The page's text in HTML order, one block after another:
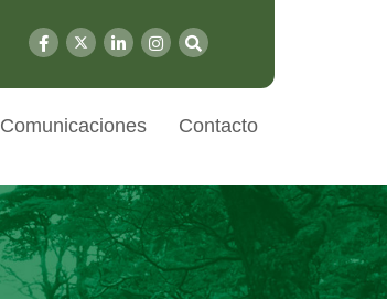
Comunicaciones Contacto